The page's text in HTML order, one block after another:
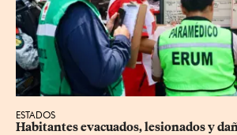
ESTADOS
Habitantes evacuados, lesionados y